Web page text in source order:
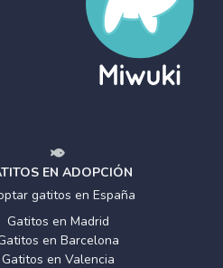
EN ADOPCIÓN
gatitos en España
Gatitos en Madrid
en Barcelona
Gatitos en Valencia